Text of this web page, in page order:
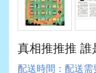
真相推推推 誰
配送時間： 配送需